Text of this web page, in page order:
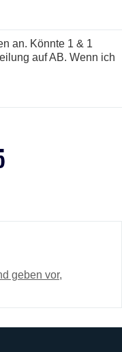
auf AB. Wenn ich
geben vor,